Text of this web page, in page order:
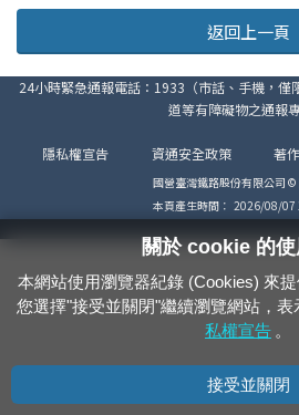
返回上一頁
24小時緊急通報電話：1933（市話、手機，僅
道等有障礙物之通報專
隱私權宣告 資通安全政策 著
國營臺灣鐵路股份有限公司 ©
本頁產生時間： 2026/08/07
關於 cookie 的使
本網站使用瀏覽器紀錄 (Cookies) 來
您選擇"接受並關閉"繼續瀏覽網站，
私權宣告 。
接受並關閉